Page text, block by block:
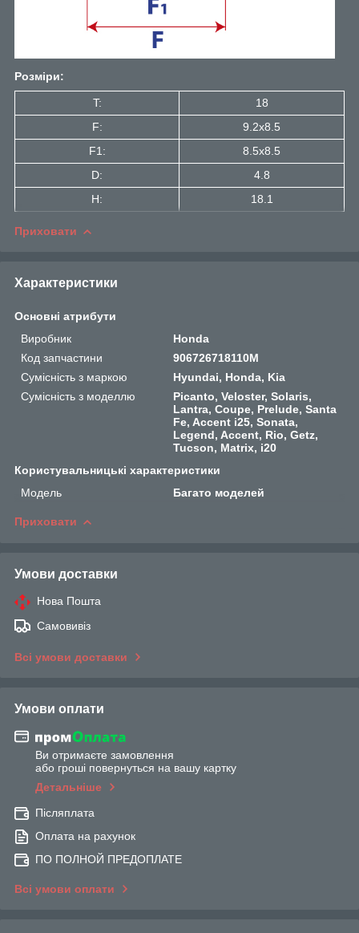
Розміри:
T:
18
F:
9.2x8.5
F1:
8.5x8.5
D:
4.8
H:
18.1
Приховати
Характеристики
Основні атрибути
Виробник
Honda
Код запчастини
906726718110M
Сумісність з маркою
Hyundai, Honda, Kia
Сумісність з моделлю
Picanto, Veloster, Solaris,
Lantra, Coupe, Prelude, Santa
Fe, Accent i25, Sonata,
Legend, Accent, Rio, Getz,
Tucson, Matrix, i20
Користувальницькі характеристики
Мoдель
Багато моделей
Приховати
Умови доставки
Нова Пошта
Самовивіз
Всі умови доставки
Умови оплати
Ви отримаєте замовлення
або гроші повернуться на вашу картку
Детальніше
Післяплата
Оплата на рахунок
ПО ПОЛНОЙ ПРЕДОПЛАТЕ
Всі умови оплати